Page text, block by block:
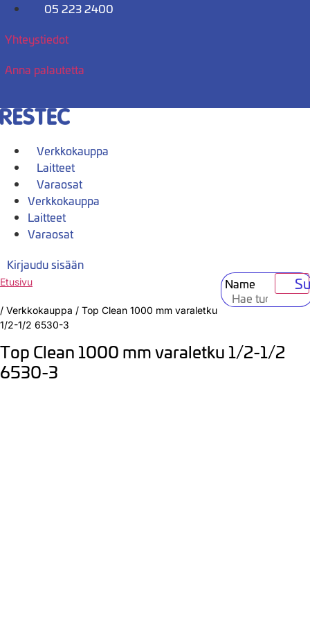
Mene
05 223 2400
Yhteystiedot
Anna palautetta
Verkkokauppa
Laitteet
Varaosat
Verkkokauppa
Laitteet
Varaosat
Kirjaudu sisään
Name
Etusivu
/ Verkkokauppa / Top Clean 1000 mm varaletku
1/2-1/2 6530-3
Top Clean 1000 mm varaletku 1/2-1/2
6530-3